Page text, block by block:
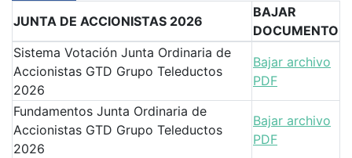
JUNTA DE ACCIONISTAS 2026
BAJAR
DOCUMENTO
Sistema Votación Junta Ordinaria de
Accionistas GTD Grupo Teleductos
2026
Bajar archivo
PDF
Fundamentos Junta Ordinaria de
Accionistas GTD Grupo Teleductos
2026
Bajar archivo
PDF